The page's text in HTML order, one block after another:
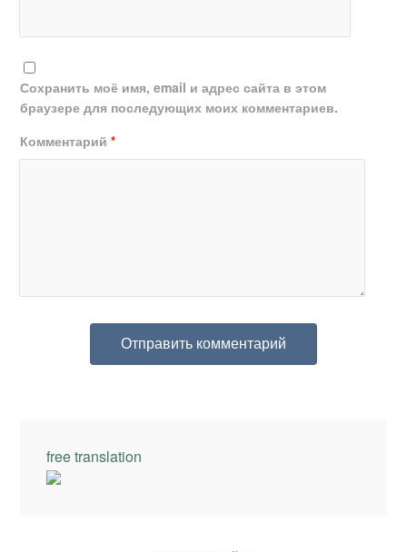
Сохранить моё имя, email и адрес сайта в этом
браузере для последующих моих комментариев.
Комментарий*
free translation